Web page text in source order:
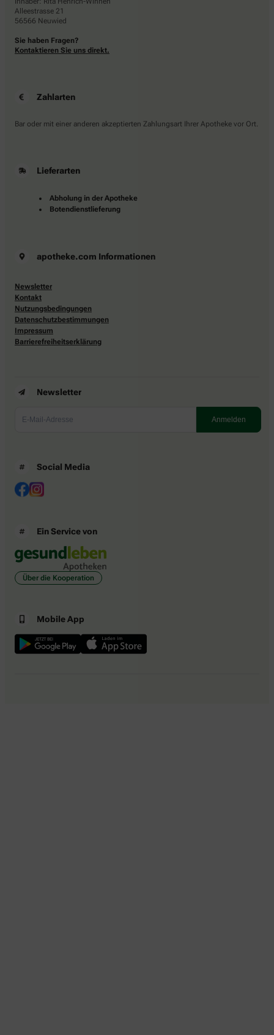
Alleestrasse 21
56566 Neuwied
Sie haben Fragen?
Kontaktieren Sie uns direkt.
Zahlarten
Bar oder mit einer anderen akzeptierten Zahlungsart Ihrer Apotheke vor Ort.
Lieferarten
Abholung in der Apotheke
Botendienstlieferung
apotheke.com Informationen
Newsletter
Kontakt
Nutzungsbedingungen
Datenschutzbestimmungen
Impressum
Barrierefreiheitserklärung
Newsletter
Social Media
Ein Service von
Über die Kooperation
Mobile App